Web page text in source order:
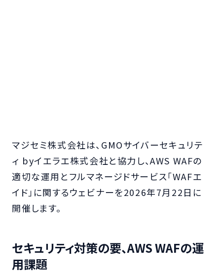
マジセミ株式会社は、GMOサイバーセキュリテ
ィ byイエラエ株式会社と協力し、AWS WAFの
適切な運用とフルマネージドサービス「WAFエ
イド」に関するウェビナーを2026年7月22日に
開催します。
セキュリティ対策の要、AWS WAFの運
用課題